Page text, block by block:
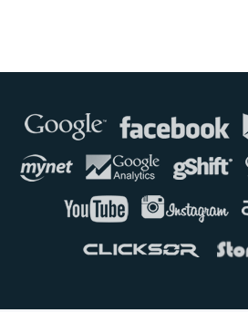
Genellikle anında yanıt verir